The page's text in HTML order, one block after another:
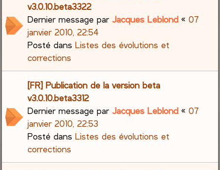
v3.0.10.beta3322
Dernier message parJacques Leblond «07
janvier 2010, 22:54
Posté dansListes des évolutions et
corrections
[FR] Publication de la version beta
v3.0.10.beta3312
Dernier message parJacques Leblond «07
janvier 2010, 22:53
Posté dansListes des évolutions et
corrections